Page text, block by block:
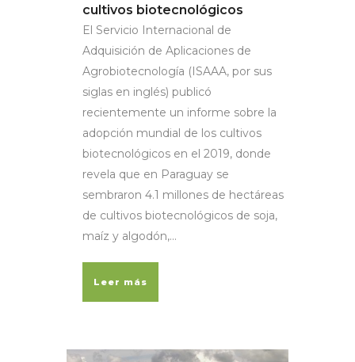
cultivos biotecnológicos
El Servicio Internacional de
Adquisición de Aplicaciones de
Agrobiotecnología (ISAAA, por sus
siglas en inglés) publicó
recientemente un informe sobre la
adopción mundial de los cultivos
biotecnológicos en el 2019, donde
revela que en Paraguay se
sembraron 4.1 millones de hectáreas
de cultivos biotecnológicos de soja,
maíz y algodón,...
Leer más